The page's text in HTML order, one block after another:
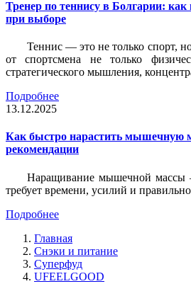
Тренер по теннису в Болгарии: как
при выборе
Теннис — это не только спорт,
от спортсмена не только
стратегического мышления,
Подробнее
13.12.2025
Как быстро нарастить мышечную
рекомендации
Наращивание мышечной массы
требует времени, усилий и
Подробнее
Главная
Снэки и питание
Суперфуд
UFEELGOOD